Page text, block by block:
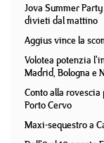
Jova Summer
divieti dal mattino
Aggius vince la
Volotea potenzia
Madrid, Bologna e
Conto alla
Porto Cervo
Maxi-sequestro a